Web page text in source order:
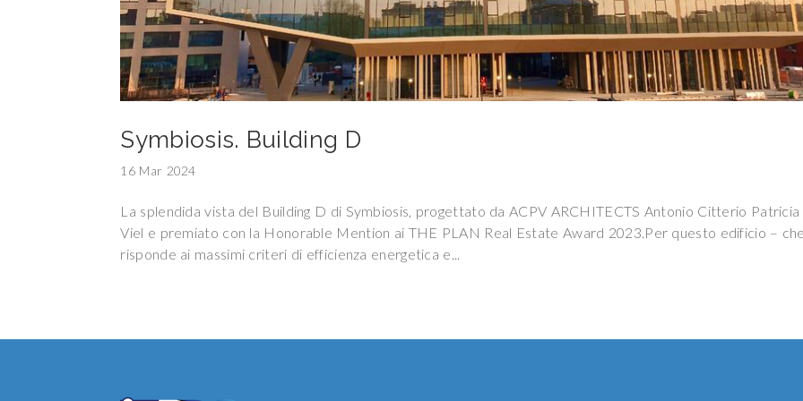
Symbiosis. Building D
16 Mar 2024
La splendida vista del Building D di Symbiosis, progettato da ACPV ARCHITECTS Antonio Citterio Patricia
Viel e premiato con la Honorable Mention ai THE PLAN Real Estate Award 2023.Per questo edificio –
risponde ai massimi criteri di efficienza energetica e...